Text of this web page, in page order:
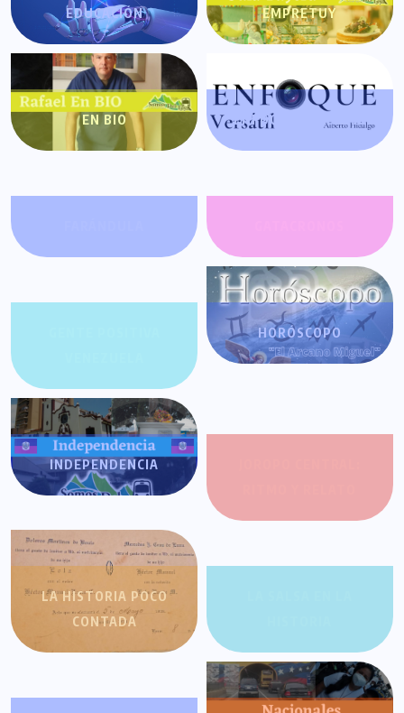
EDUCACIÓN EMPRETUY
EN BIO ENFOQUE VERSÁTIL
HORÓSCOPO
INDEPENDENCIA
LA HISTORIA POCO
CONTADA